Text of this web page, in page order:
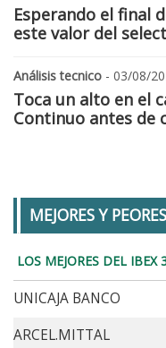
Esperando el final
este valor del
Análisis tecnico - 03/08/
Toca un alto en el
Continuo antes de
MEJORES Y
LOS MEJORES DEL IBEX
UNICAJA BANCO
ARCEL.MITTAL